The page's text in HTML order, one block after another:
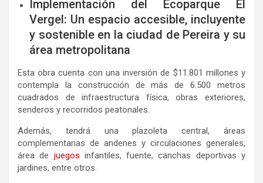
Implementación del Ecoparque El
Vergel: Un espacio accesible, incluyente
y sostenible en la ciudad de Pereira y su
área metropolitana
Esta obra cuenta con una inversión de $11.801 millones y
contempla la construcción de más de 6.500 metros
cuadrados de infraestructura física, obras exteriores,
senderos y recorridos peatonales.
Además, tendrá una plazoleta central, áreas
complementarias de andenes y circulaciones generales,
área de juegos infantiles, fuente, canchas deportivas y
jardines, entre otros.